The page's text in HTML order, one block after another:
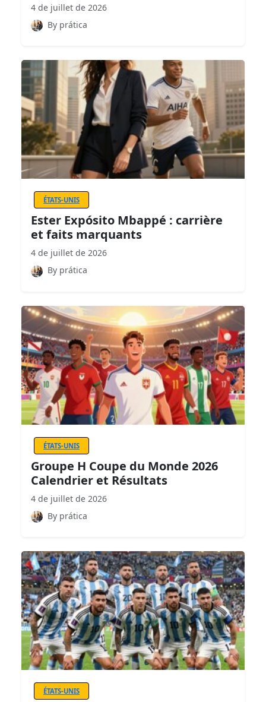
4 de juillet de 2026
By prática
ÉTATS-UNIS
Ester Expósito Mbappé : carrière
et faits marquants
4 de juillet de 2026
By prática
ÉTATS-UNIS
Groupe H Coupe du Monde 2026
Calendrier et Résultats
4 de juillet de 2026
By prática
ÉTATS-UNIS